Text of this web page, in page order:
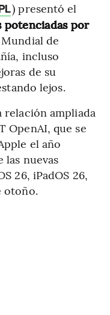
) presentó el
potenciadas por
de
incluso
de su
lejos.
ampliada
OpenAI, que se
el año
las nuevas
26, iPadOS 26,
otoño.